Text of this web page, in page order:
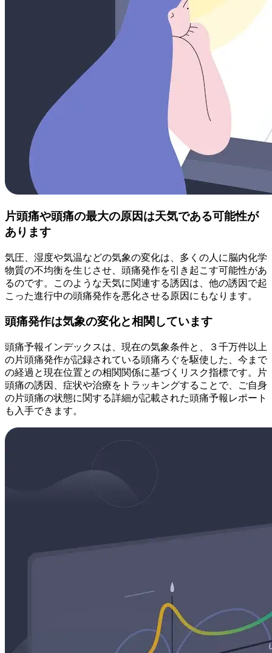
片頭痛や頭痛の最大の原因は天気である可能性が
あります
気圧、湿度や気温などの気象の変化は、多くの人に脳内化学
物質の不均衡を生じさせ、頭痛発作を引き起こす可能性があ
るのです。このような天気に関連する誘因は、他の誘因で起
こった進行中の頭痛発作を悪化させる原因にもなります。
頭痛発作は気象の変化と相関しています
頭痛予報インデックスは、現在の気象条件と、３千万件以上
の片頭痛発作が記録されている頭痛ろぐを駆使した、今まで
の経過と現在位置との相関関係に基づくリスク指標です。片
頭痛の誘因、症状や治療をトラッキングすることで、ご自身
の片頭痛の状態に関する詳細が記載された頭痛予報レポート
も入手できます。